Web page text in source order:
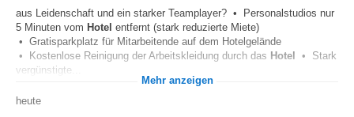
aus Leidenschaft und ein starker Teamplayer? • Personalstudios nur
5 Minuten vom Hotel entfernt (stark reduzierte Miete)
• Gratisparkplatz für Mitarbeitende auf dem Hotelgelände
• Kostenlose Reinigung der Arbeitskleidung durch das Hotel
• Stark
vergünstigte...
Mehr anzeigen
heute